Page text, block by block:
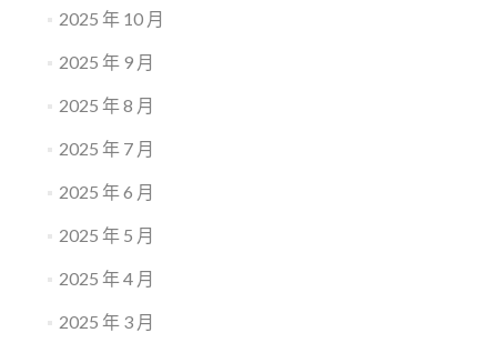
2025 年 10 月
2025 年 9 月
2025 年 8 月
2025 年 7 月
2025 年 6 月
2025 年 5 月
2025 年 4 月
2025 年 3 月